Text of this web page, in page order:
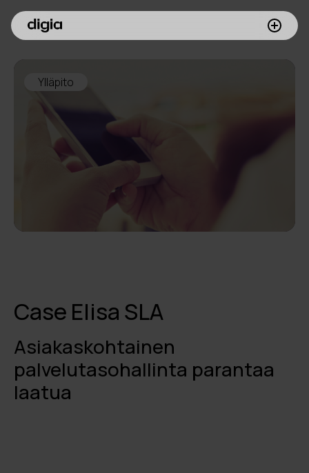
Inspiroidu
Digia yrityksenä
Meille töihin
Ylläpito
Case Elisa SLA
Asiakaskohtainen
palvelutasohallinta parantaa
laatua